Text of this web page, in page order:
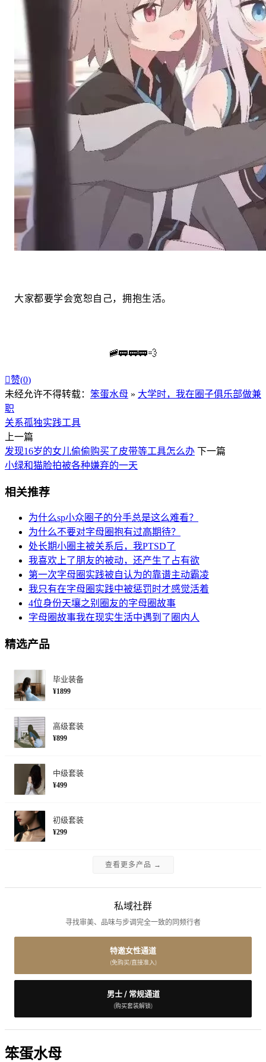
大家都要学会宽恕自己，拥抱生活。
🚞🚃🚃🚃💨
赞(0)
未经允许不得转载： 笨蛋水母 » 大学时，我在圈子俱乐部做兼
职
关系孤独实践工具
上一篇
发现16岁的女儿偷偷购买了皮带等工具怎么办 下一篇
小绿和猫脸拍被各种嫌弃的一天
相关推荐
为什么sp小众圈子的分手总是这么难看？
为什么不要对字母圈抱有过高期待？
处长期小圈主被关系后，我PTSD了
我喜欢上了朋友的被动，还产生了占有欲
第一次字母圈实践被自认为的靠谱主动霸凌
我只有在字母圈实践中被惩罚时才感觉活着
4位身份天壤之别圈友的字母圈故事
字母圈故事我在现实生活中遇到了圈内人
精选产品
毕业装备
¥1899
高级套装
¥899
中级套装
¥499
初级套装
¥299
查看更多产品 →
私域社群
寻找审美、品味与步调完全一致的同频行者
特邀女性通道
(免购买/直接准入)
男士 / 常规通道
(购买套装解锁)
笨蛋水母